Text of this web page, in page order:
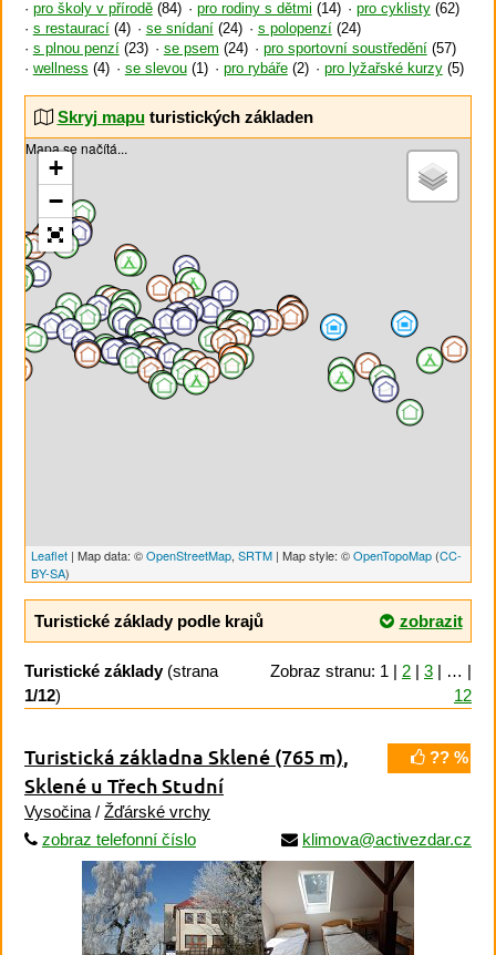
pro školy v přírodě(84) pro rodiny s dětmi (14) pro cyklisty(62)
s restaurací (4) se snídaní (24) s polopenzí (24)
s plnou penzí (23) se psem (24) pro sportovní soustředění (57)
wellness (4) se slevou(1) pro rybáře(2) pro lyžařské kurzy(5)
Skryj maputuristických základen
Mapa se načítá...
+
−
Leaflet | Map data: ©OpenStreetMap, SRTM | Map style: ©OpenTopoMap (CC-
BY-SA)
Turistické základy podle krajů zobrazit
Turistické základy(strana
1/12)
Zobraz stranu: 1 | 2 | 3 | … |
12
?? %
Turistická základna Sklené (765 m),
Sklené u Třech Studní
Vysočina / Žďárské vrchy
zobraz telefonní číslo
klimova@activezdar.cz